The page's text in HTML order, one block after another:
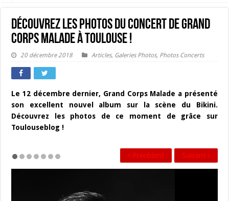
Découvrez les photos du Concert de Grand
Corps Malade à Toulouse !
20 décembre 2018 Articles, Galeries Photos, Photos Concerts
Le 12 décembre dernier, Grand Corps Malade a présenté
son excellent nouvel album sur la scène du Bikini.
Découvrez les photos de ce moment de grâce sur
Toulouseblog !
Suivant
Précédent